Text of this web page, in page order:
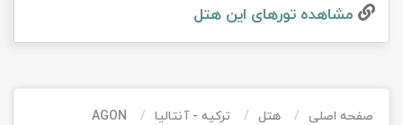
مشاهده تور‌های این هتل
صفحه اصلی هتل ترکیه - آنتالیا AGON تور کویر کاراکال
تور کیش از ساری
اقساطی
تور کیش از بندرعباس
اقساطی
تور قزاقستان اقساطی